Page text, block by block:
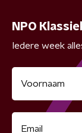
NPO
Iedere week